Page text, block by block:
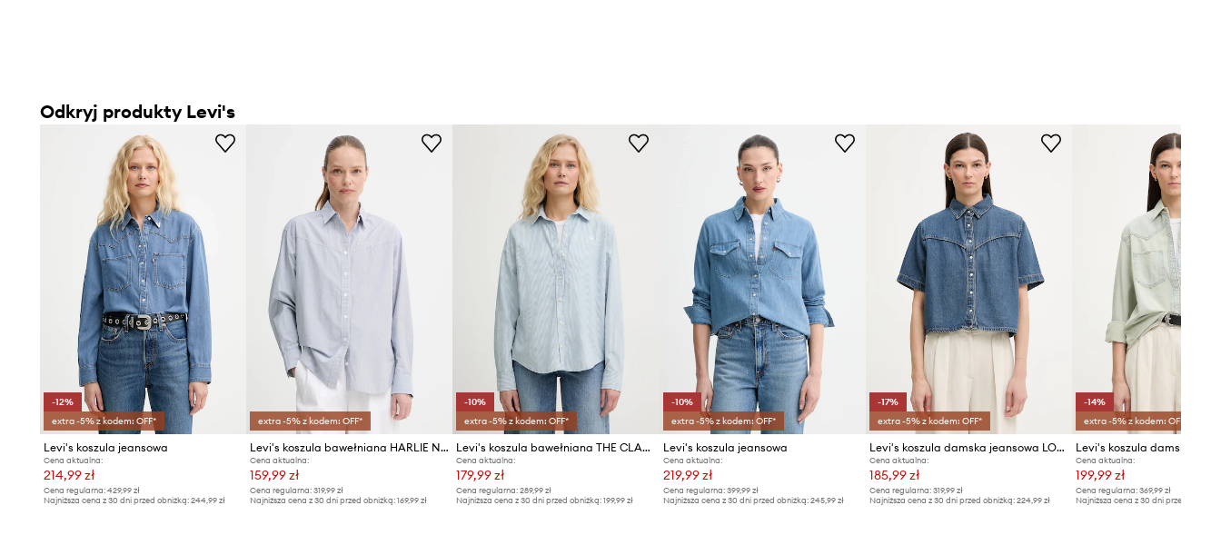
Odkryj produkty Levi's
-12%
extra -5% z kodem: OFF*
Levi's koszula jeansowa
Cena aktualna:
214,99 zł
Cena regularna: 429,99 zł
Najniższa cena z 30 dni przed obniżką: 244,99 zł
extra -5% z kodem: OFF*
Levi's koszula bawełniana HARLIE NOVELTY BF SHIRT
Cena aktualna:
159,99 zł
Cena regularna:319,99 zł
Najniższa cena z 30 dni przed obniżką:169,99 zł
-10%
extra -5% z kodem: OFF*
Levi's koszula bawełniana THE CLASSIC BW SHIRT
Cena aktualna:
179,99 zł
Cena regularna: 289,99 zł
Najniższa cena z 30 dni przed obniżką: 199,99 zł
-10%
extra -5% z kodem: OFF*
Levi's koszula jeansowa
Cena aktualna:
219,99 zł
Cena regularna: 399,99 zł
Najniższa cena z 30 dni przed obniżką: 245,99 zł
-17%
extra -5% z kodem: OFF*
Levi's koszula damska jeansowa LOGAN SS DENIM
Cena aktualna:
185,99 zł
Cena regularna:319,99 zł
Najniższa cena z 30 dni przed obniżką:224,99 zł
-14%
extra -5% z kodem: OFF*
Cena aktualna:
199,99 zł
Cena regularna: 369,99 zł
Najniższa cena z 30 dni przed obniżką: